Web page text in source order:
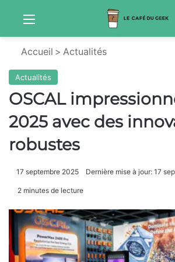
Menu
Accueil > Actualités
Actualités
OSCAL
2025 avec des
robustes
17 septembre 2025 Dernière mise à jour: 17
2 minutes de lecture